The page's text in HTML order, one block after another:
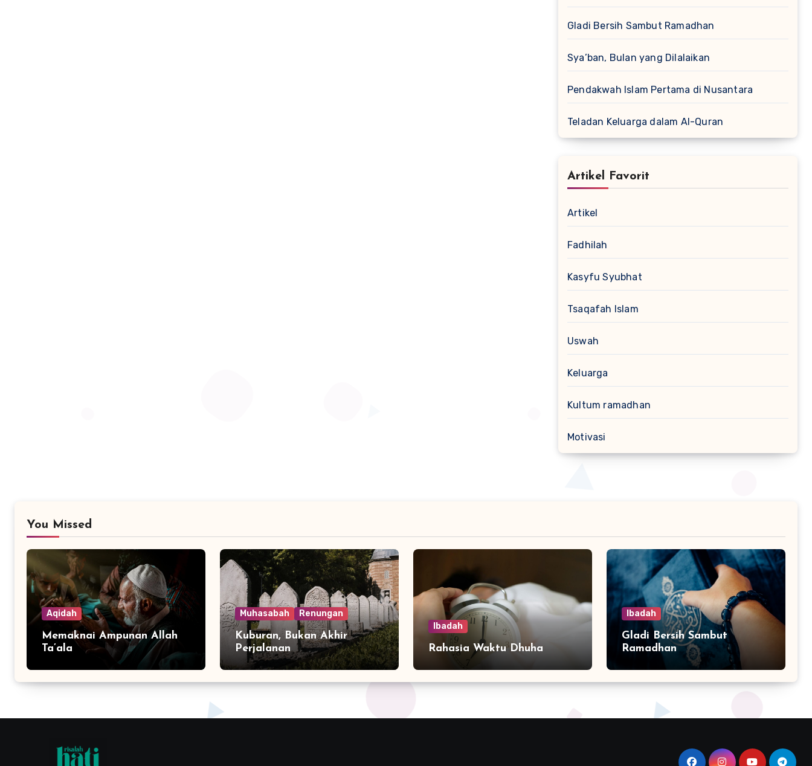
Gladi Bersih Sambut Ramadhan
Sya’ban, Bulan yang Dilalaikan
Pendakwah Islam Pertama di Nusantara
Teladan Keluarga dalam Al-Quran
Artikel Favorit
Artikel
Fadhilah
Kasyfu Syubhat
Tsaqafah Islam
Uswah
Keluarga
Kultum ramadhan
Motivasi
You Missed
Aqidah
Memaknai Ampunan Allah
Ta’ala
Muhasabah Renungan
Kuburan, Bukan Akhir
Perjalanan
Ibadah
Rahasia Waktu Dhuha
Ibadah
Gladi Bersih Sambut
Ramadhan